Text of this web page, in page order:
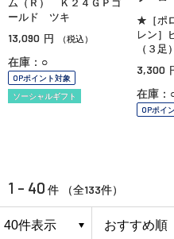
ム（Ｒ） Ｋ２４ＧＰゴ
ールド ツキ
13,090 円 （税込）
在庫：○
OPポイント対象
ソーシャルギフト
★［ポ
レン］
（３足）
3,300
在庫：
OPポイ
1 - 40 件 （全133件）